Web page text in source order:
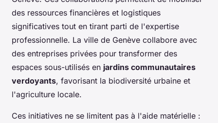
des ressources financières et logistiques
significatives tout en tirant parti de l'expertise
professionnelle. La ville de Genève collabore avec
des entreprises privées pour transformer des
espaces sous-utilisés en jardins communautaires
verdoyants, favorisant la biodiversité urbaine et
l'agriculture locale.
Ces initiatives ne se limitent pas à l'aide matérielle :